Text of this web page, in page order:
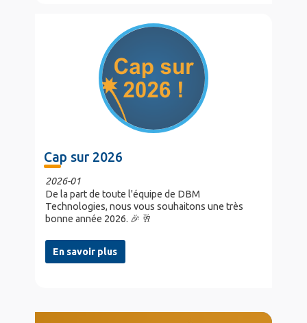
Cap sur 2026
2026-01
De la part de toute l'équipe de DBM
Technologies, nous vous souhaitons une très
bonne année 2026. 🎉 🥂
En savoir plus